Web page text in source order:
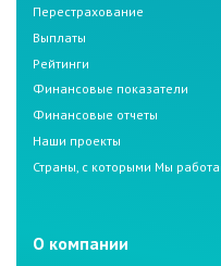
Перестрахование
Выплаты
Рейтинги
Финансовые показатели
Финансовые отчеты
Наши проекты
Страны, с которыми Мы
О компании